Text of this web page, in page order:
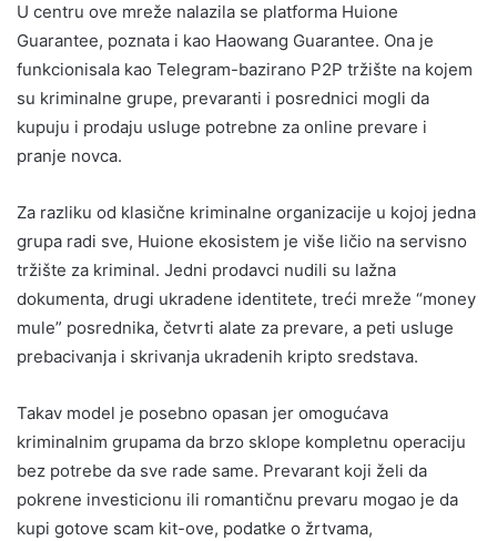
U centru ove mreže nalazila se platforma Huione
Guarantee, poznata i kao Haowang Guarantee. Ona je
funkcionisala kao Telegram-bazirano P2P tržište na kojem
su kriminalne grupe, prevaranti i posrednici mogli da
kupuju i prodaju usluge potrebne za online prevare i
pranje novca.
Za razliku od klasične kriminalne organizacije u kojoj jedna
grupa radi sve, Huione ekosistem je više ličio na servisno
tržište za kriminal. Jedni prodavci nudili su lažna
dokumenta, drugi ukradene identitete, treći mreže “money
mule” posrednika, četvrti alate za prevare, a peti usluge
prebacivanja i skrivanja ukradenih kripto sredstava.
Takav model je posebno opasan jer omogućava
kriminalnim grupama da brzo sklope kompletnu operaciju
bez potrebe da sve rade same. Prevarant koji želi da
pokrene investicionu ili romantičnu prevaru mogao je da
kupi gotove scam kit-ove, podatke o žrtvama,